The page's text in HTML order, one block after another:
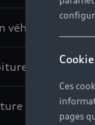
?
neuve ?
?
Ces
pages